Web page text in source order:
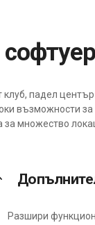
софтуер
падел център
възможности за
за множество
Разшири